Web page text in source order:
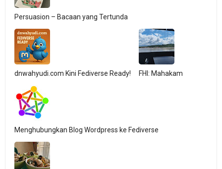
Persuasion – Bacaan yang Tertunda
dnwahyudi.com Kini Fediverse Ready! FHI: Mahakam
Menghubungkan Blog Wordpress ke Fediverse